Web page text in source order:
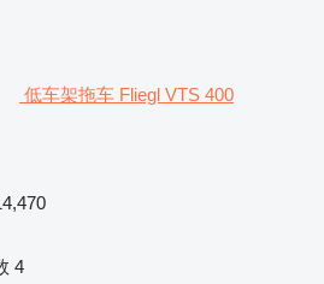
低车架拖车 Fliegl VTS 400
4